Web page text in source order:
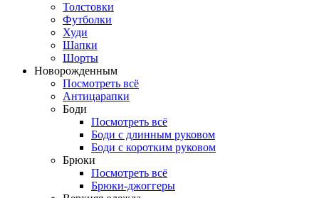
Толстовки
Футболки
Худи
Шапки
Шорты
Новорожденным
Посмотреть всё
Антицарапки
Боди
Посмотреть всё
Боди с длинным руковом
Боди с коротким руковом
Брюки
Посмотреть всё
Брюки-джоггеры